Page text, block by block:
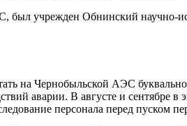
учрежден Обнинский научно-
на Чернобыльской АЭС
аварии. В августе и
персонала перед пуском